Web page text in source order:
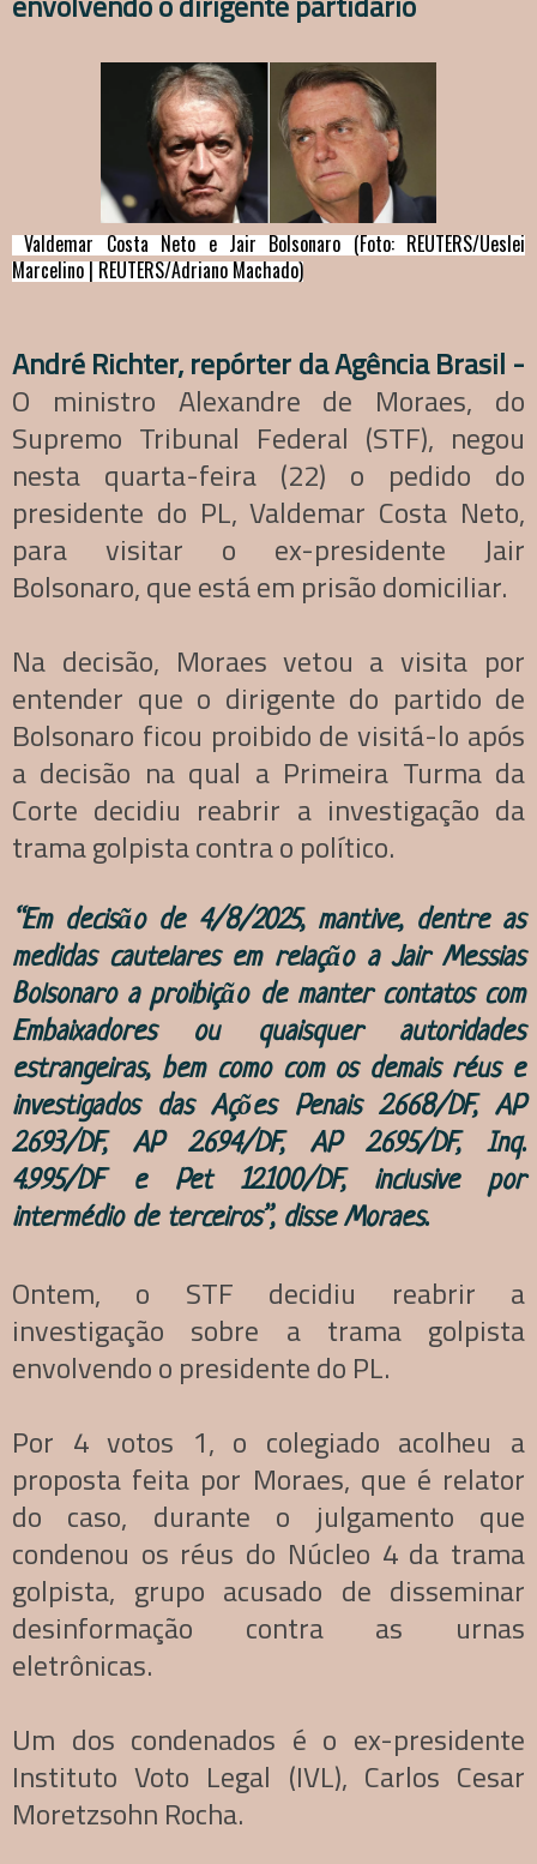
Valdemar Costa Neto e Jair Bolsonaro (Foto: REUTERS/Ueslei
Marcelino | REUTERS/Adriano Machado)
André Richter, repórter da Agência Brasil -
O ministro Alexandre de Moraes, do
Supremo Tribunal Federal (STF), negou
nesta quarta-feira (22) o pedido do
presidente do PL, Valdemar Costa Neto,
para visitar o ex-presidente Jair
Bolsonaro, que está em prisão domiciliar.
Na decisão, Moraes vetou a visita por
entender que o dirigente do partido de
Bolsonaro ficou proibido de visitá-lo após
a decisão na qual a Primeira Turma da
Corte decidiu reabrir a investigação da
trama golpista contra o político.
“Em decisão de 4/8/2025, mantive, dentre as
medidas cautelares em relação a Jair Messias
Bolsonaro a proibição de manter contatos com
Embaixadores ou quaisquer autoridades
estrangeiras, bem como com os demais réus e
investigados das Ações Penais 2.668/DF, AP
2.693/DF, AP 2.694/DF, AP 2.695/DF, Inq.
4.995/DF e Pet 12.100/DF, inclusive por
intermédio de terceiros”, disse Moraes.
Ontem, o STF decidiu reabrir a
investigação sobre a trama golpista
envolvendo o presidente do PL.
Por 4 votos 1, o colegiado acolheu a
proposta feita por Moraes, que é relator
do caso, durante o julgamento que
condenou os réus do Núcleo 4 da trama
golpista, grupo acusado de disseminar
desinformação contra as urnas
eletrônicas.
Um dos condenados é o ex-presidente
Instituto Voto Legal (IVL), Carlos Cesar
Moretzsohn Rocha.